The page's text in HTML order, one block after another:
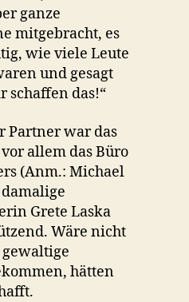
ganze
mitgebracht, es
wie viele Leute
und gesagt
schaffen das!“
Partner war das
allem das Büro
(Anm.: Michael
Grete Laska
Wäre nicht
gewaltige
hätten